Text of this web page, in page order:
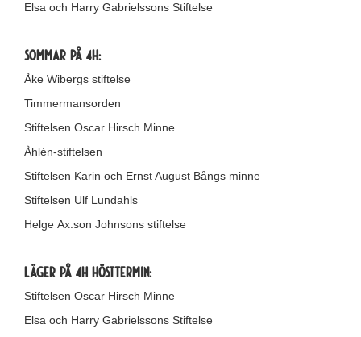
Elsa och Harry Gabrielssons Stiftelse
Sommar på 4H:
Åke Wibergs stiftelse
Timmermansorden
Stiftelsen Oscar Hirsch Minne
Åhlén-stiftelsen
Stiftelsen Karin och Ernst August Bångs minne
Stiftelsen Ulf Lundahls
Helge Ax:son Johnsons stiftelse
Läger på 4H hösttermin:
Stiftelsen Oscar Hirsch Minne
Elsa och Harry Gabrielssons Stiftelse